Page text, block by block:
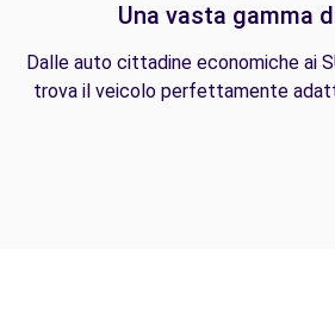
Una vasta gamma
Dalle auto cittadine economiche ai
trova il veicolo perfettamente